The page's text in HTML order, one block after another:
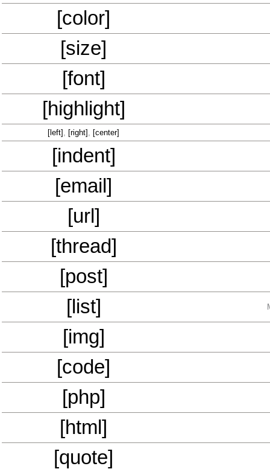
[color]
[size]
[font]
[highlight]
[left] , [right] , [center]
[indent]
[email]
[url]
[thread]
[post]
[list]
[img]
[code]
[php]
[html]
[quote]